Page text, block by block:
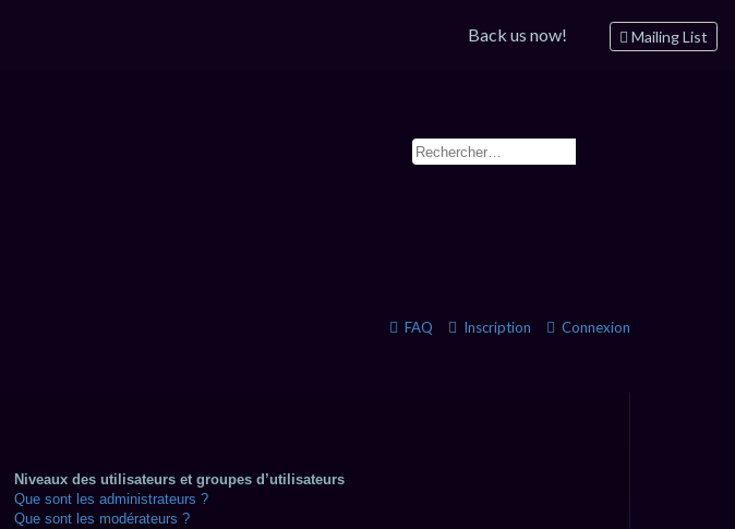
Mailing List
Back us now!
Connexion
Inscription
FAQ
Niveaux des utilisateurs et groupes d’utilisateurs
Que sont les administrateurs ?
Que sont les modérateurs ?